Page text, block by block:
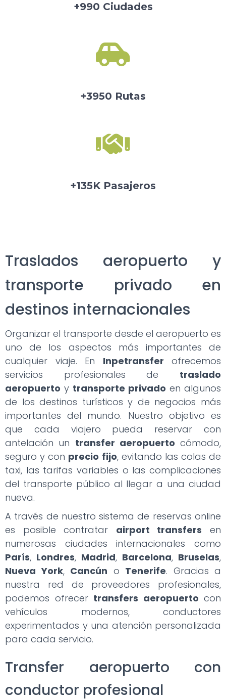
+990 Ciudades
+3950 Rutas
+135K Pasajeros
Traslados aeropuerto y
transporte privado en
destinos internacionales
Organizar el transporte desde el aeropuerto es
uno de los aspectos más importantes de
cualquier viaje. En Inpetransfer ofrecemos
servicios profesionales de traslado
aeropuerto y transporte privado en algunos
de los destinos turísticos y de negocios más
importantes del mundo. Nuestro objetivo es
que cada viajero pueda reservar con
antelación un transfer aeropuerto cómodo,
seguro y con precio fijo, evitando las colas de
taxi, las tarifas variables o las complicaciones
del transporte público al llegar a una ciudad
nueva.
A través de nuestro sistema de reservas online
es posible contratar airport transfers en
numerosas ciudades internacionales como
París, Londres, Madrid, Barcelona, Bruselas,
Nueva York, Cancún o Tenerife. Gracias a
nuestra red de proveedores profesionales,
podemos ofrecer transfers aeropuerto con
vehículos modernos, conductores
experimentados y una atención personalizada
para cada servicio.
Transfer aeropuerto con
conductor profesional